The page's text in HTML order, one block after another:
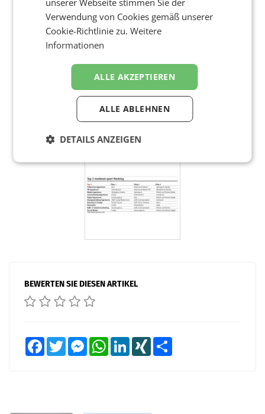
BEWERTEN SIE DIESEN ARTIKEL
FacebookTwitter MessengerWhatsAppLinkedInXING
unserer Webseite stimmen Sie der
Verwendung von Cookies gemäß unserer
Cookie-Richtlinie zu.Weitere
Informationen
ALLE AKZEPTIEREN
ALLE ABLEHNEN
DETAILS ANZEIGEN